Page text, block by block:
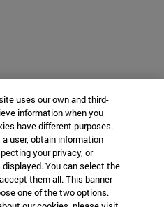
uses our own and third-
information when you
have different purposes.
user, obtain information
your privacy, or
You can select the
them all. This banner
one of the two options.